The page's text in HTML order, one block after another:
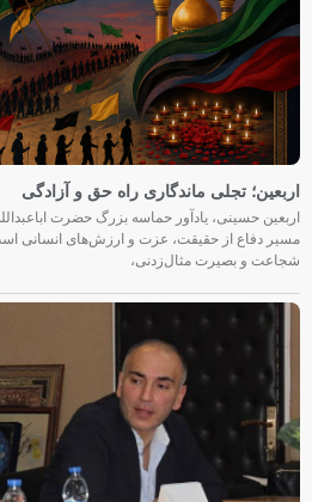
اربعین؛ تجلی ماندگاری راه حق و آزادگی
اربعین حسینی، یادآور حماسه بزرگ حضرت
مسیر دفاع از حقیقت، عزت و ارزش‌های انسانی
شجاعت و بصیرت مثال‌زدنی،